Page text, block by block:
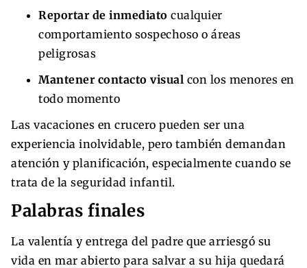
Reportar de inmediato cualquier
comportamiento sospechoso o áreas
peligrosas
Mantener contacto visual con los menores en
todo momento
Las vacaciones en crucero pueden ser una
experiencia inolvidable, pero también demandan
atención y planificación, especialmente cuando se
trata de la seguridad infantil.
Palabras finales
La valentía y entrega del padre que arriesgó su
vida en mar abierto para salvar a su hija quedará